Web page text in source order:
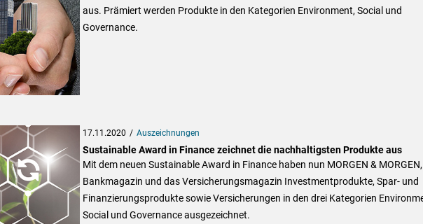
aus. Prämiert werden Produkte in den Kategorien Environment, Social und
Governance.
17.11.2020 Auszeichnungen
Sustainable Award in Finance zeichnet die nachhaltigsten Produkte aus
Mit dem neuen Sustainable Award in Finance haben nun MORGEN &
Bankmagazin und das Versicherungsmagazin Investmentprodukte, Spar- und
Finanzierungsprodukte sowie Versicherungen in den drei Kategorien
Social und Governance ausgezeichnet.